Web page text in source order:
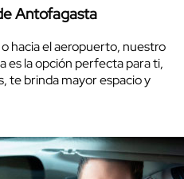
Antofagasta
hacia el aeropuerto, nuestro
es la opción perfecta para ti,
te brinda mayor espacio y